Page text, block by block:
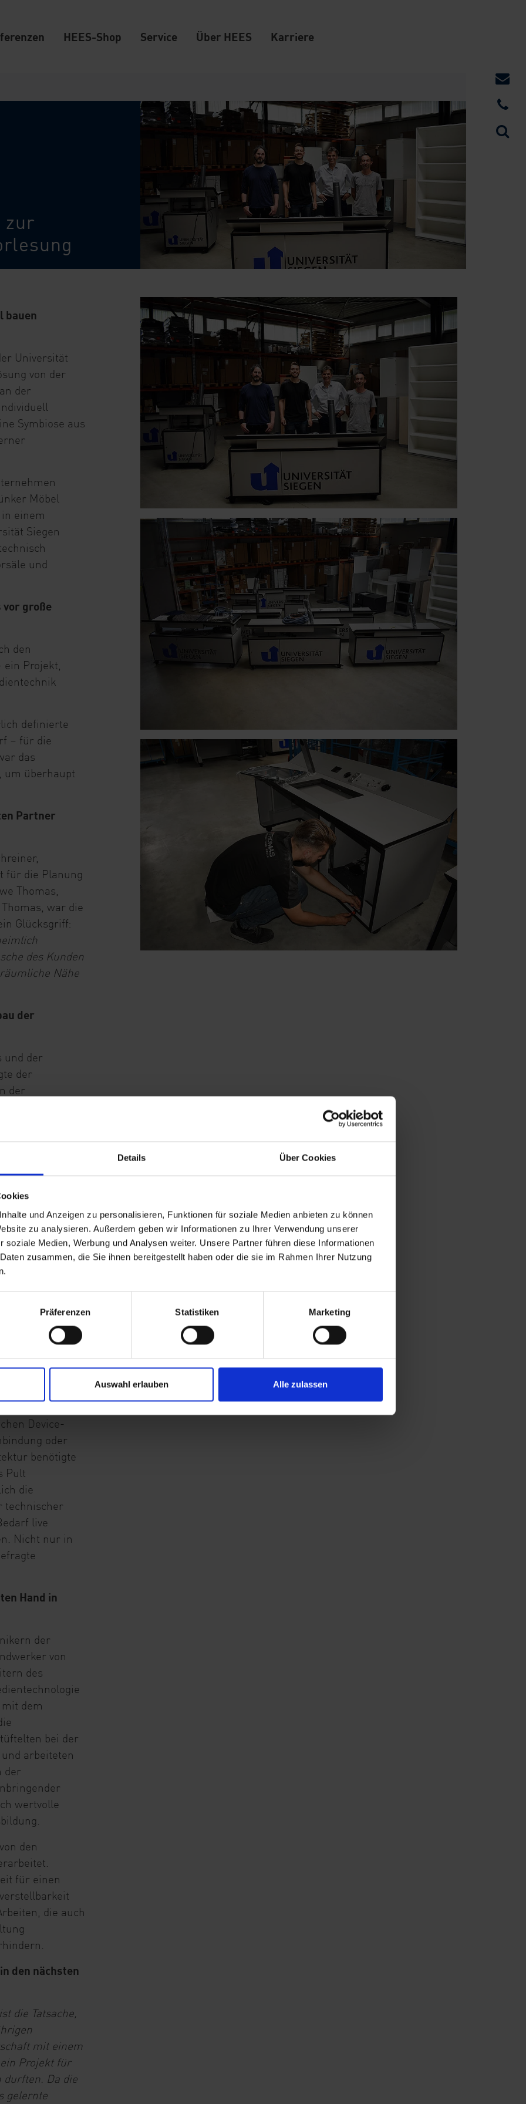
Details Über Cookies
und Anzeigen zu personalisieren, Funktionen für soziale Medien anbieten zu können
zu analysieren. Außerdem geben wir Informationen zu Ihrer Verwendung unserer
soziale Medien, Werbung und Analysen weiter. Unsere Partner führen diese Informationen
zusammen, die Sie ihnen bereitgestellt haben oder die sie im Rahmen Ihrer Nutzung
Präferenzen Statistiken Marketing
Auswahl erlauben Alle zulassen
HEES-Shop Service Über HEES Karriere
zur
bauen
Universität
von der
der
Symbiose aus
Möbel
einem
Siegen
und
große
den
Projekt,
definierte
– für die
das
um überhaupt
Partner
für die Planung
Thomas,
war die
Glücksgriff:
des Kunden
Nähe
der
und der
der
der
setzt
MDF-Platte
Die
Oberfläche
zu geben.
eine gute
bei
Münker
und
die
einem
Reihe.
Device-
oder
benötigte
Pult
die
technischer
live
Nicht nur in
Hand in
der
von
des
dem
bei der
arbeiteten
der
wertvolle
den
für einen
die auch
den nächsten
die Tatsache,
mit einem
Projekt für
Da die
gelernte